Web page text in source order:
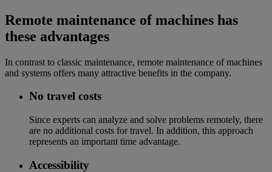
Remote maintenance of machines has
these advantages
In contrast to classic maintenance, remote maintenance of machines
and systems offers many attractive benefits in the company.
No travel costs
Since experts can analyze and solve problems remotely, there
are no additional costs for travel. In addition, this approach
represents an important time advantage.
Accessibility